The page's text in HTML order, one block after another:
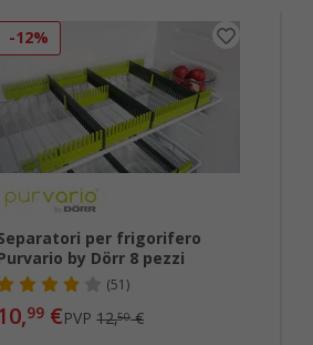
-12%
per frigorifero
by Dörr 8 pezzi
(51)
99 €PVP12,50€